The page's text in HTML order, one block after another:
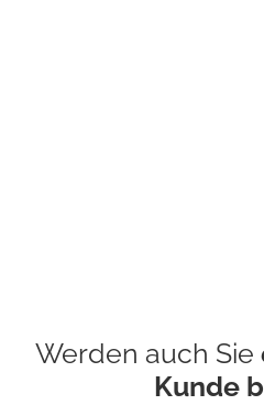
Werden auch Sie
Kunde